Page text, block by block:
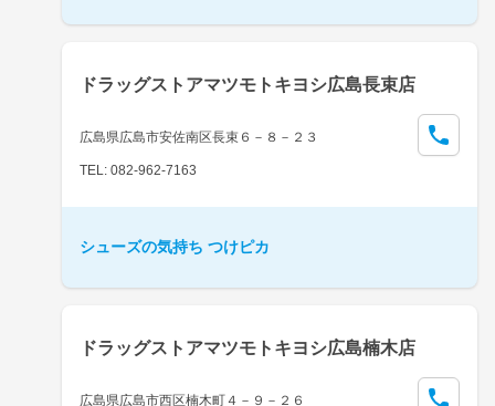
ドラッグストアマツモトキヨシ広島長束店
広島県広島市安佐南区長束６－８－２３
TEL: 082-962-7163
シューズの気持ち つけピカ
ドラッグストアマツモトキヨシ広島楠木店
広島県広島市西区楠木町４－９－２６